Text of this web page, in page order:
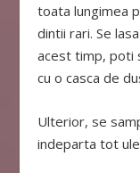
toata lungimea
dintii rari. Se
acest timp, poti
cu o casca de
Ulterior, se
indeparta tot